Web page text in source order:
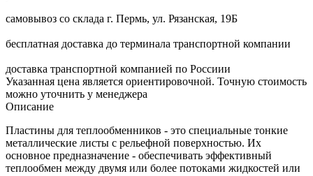
самовывоз со склада г. Пермь, ул. Рязанская, 19Б
бесплатная доставка до терминала транспортной компании
доставка транспортной компанией по Россиии
Указанная цена является ориентировочной. Точную стоимость
можно уточнить у менеджера
Описание
Пластины для теплообменников - это специальные тонкие
металлические листы с рельефной поверхностью. Их
основное предназначение - обеспечивать эффективный
теплообмен между двумя или более потоками жидкостей или